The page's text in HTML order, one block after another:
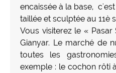
encaissée à la base,
taillée et sculptée au 11è
Vous visiterez le «
Gianyar. Le marché de
toutes les
exemple : le cochon rôti